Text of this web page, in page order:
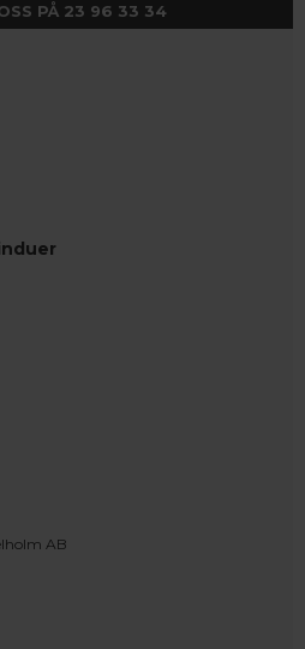
PÅ 23 96 33 34
AB